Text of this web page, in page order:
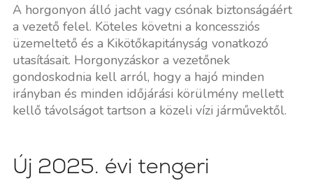
A horgonyon álló jacht vagy csónak biztonságáért
a vezető felel. Köteles követni a koncessziós
üzemeltető és a Kikötőkapitányság vonatkozó
utasításait. Horgonyzáskor a vezetőnek
gondoskodnia kell arról, hogy a hajó minden
irányban és minden időjárási körülmény mellett
kellő távolságot tartson a közeli vízi járművektől.
Új 2025. évi tengeri